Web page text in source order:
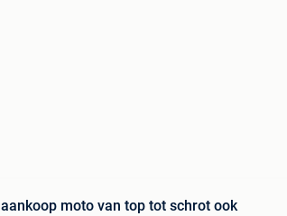
aankoop moto van top tot schrot ook